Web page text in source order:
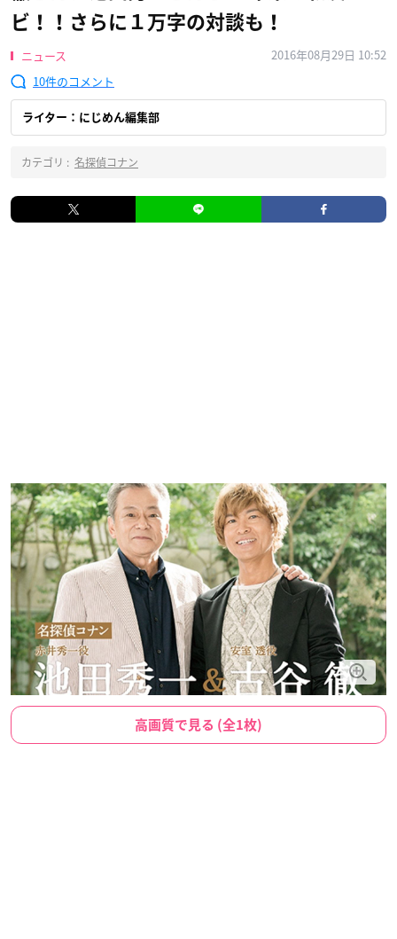
ビ！！さらに１万字の対談も！
ニュース
2016年08月29日 10:52
10
ライター：にじめん編集部
カテゴリ : 名探偵コナン
高画質で見る (全1枚)